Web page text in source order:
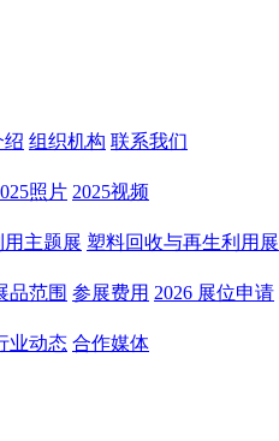
绍 组织机构 联系我们
照片 2025视频
主题展 塑料回收与再生利用展
品范围 参展费用 2026 展位申请
业动态 合作媒体